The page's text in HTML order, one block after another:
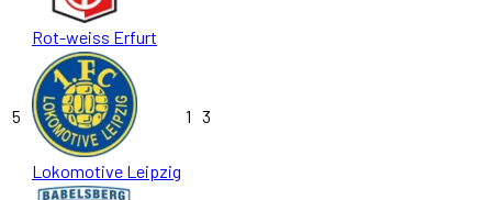
Rot-weiss Erfurt
5
Lokomotive Leipzig
1 3